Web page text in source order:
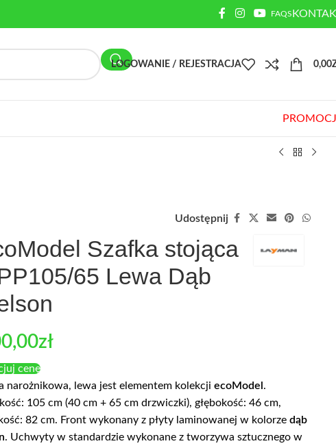
FAQS
LOGOWANIE / REJESTRACJA 0,00
Udostępnij
Szafka stojąca
65 Lewa Dąb
zł
cenę
narożnikowa, lewa jest elementem kolekcjiecoModel .
105 cm (40 cm + 65 cm drzwiczki), głębokość: 46 cm,
82 cm. Front wykonany z płyty laminowanej w kolorzedąb
. Uchwyty w standardzie wykonane z tworzywa sztucznego w